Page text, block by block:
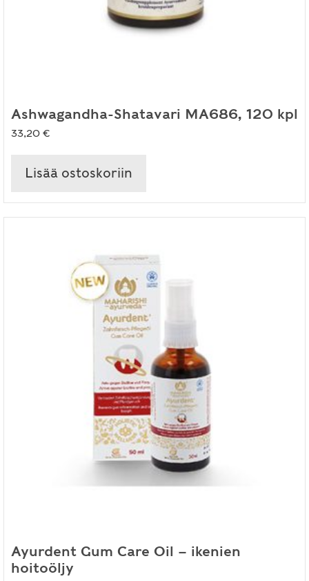
Ashwagandha-Shatavari MA686, 120 kpl
33,20 €
Lisää ostoskoriin
Ayurdent Gum Care Oil – ikenien
hoitoöljy